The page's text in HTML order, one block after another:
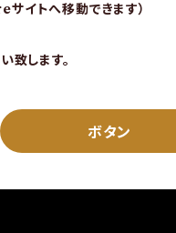
イトへ移動できます）
致します。
ボタン